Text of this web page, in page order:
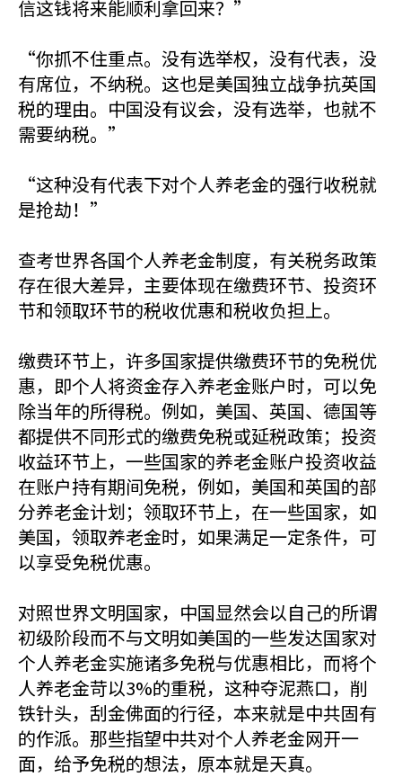
信这钱将来能顺利拿回来？”
“你抓不住重点。没有选举权，没有代表，没
有席位，不纳税。这也是美国独立战争抗英国
税的理由。中国没有议会，没有选举，也就不
需要纳税。”
“这种没有代表下对个人养老金的强行收税就
是抢劫！”
查考世界各国个人养老金制度，有关税务政策
存在很大差异，主要体现在缴费环节、投资环
节和领取环节的税收优惠和税收负担上。
缴费环节上，许多国家提供缴费环节的免税优
惠，即个人将资金存入养老金账户时，可以免
除当年的所得税。例如，美国、英国、德国等
都提供不同形式的缴费免税或延税政策；投资
收益环节上，一些国家的养老金账户投资收益
在账户持有期间免税，例如，美国和英国的部
分养老金计划；领取环节上，在一些国家，如
美国，领取养老金时，如果满足一定条件，可
以享受免税优惠。
对照世界文明国家，中国显然会以自己的所谓
初级阶段而不与文明如美国的一些发达国家对
个人养老金实施诸多免税与优惠相比，而将个
人养老金苛以3%的重税，这种夺泥燕口，削
铁针头，刮金佛面的行径，本来就是中共固有
的作派。那些指望中共对个人养老金网开一
面，给予免税的想法，原本就是天真。